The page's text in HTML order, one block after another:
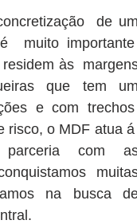
de
muito
às
que tem
e com
risco, o MDF atua
com
na busca